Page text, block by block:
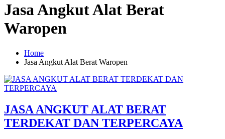
Jasa Angkut Alat Berat
Waropen
Home
Jasa Angkut Alat Berat Waropen
JASA ANGKUT ALAT BERAT
TERDEKAT DAN TERPERCAYA